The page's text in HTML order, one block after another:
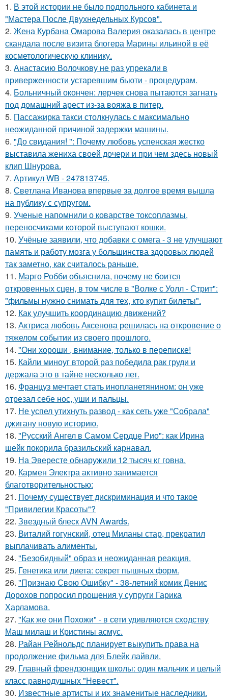
1. В этой истории не было подпольного кабинета и
"Мастера После Двухнедельных Курсов".
2. Жена Курбана Омарова Валерия оказалась в центре
скандала после визита блогера Марины ильиной в её
косметологическую клинику.
3. Анастасию Волочкову не раз упрекали в
приверженности устаревшим бьюти - процедурам.
4. Больничный окончен: лерчек снова пытаются загнать
под домашний арест из-за вояжа в питер.
5. Пассажирка такси столкнулась с максимально
неожиданной причиной задержки машины.
6. "До свидания! ": Почему любовь успенская жестко
выставила жениха своей дочери и при чем здесь новый
клип Шнурова.
7. Артикул WB - 247813745.
8. Светлана Иванова впервые за долгое время вышла
на публику с супругом.
9. Ученые напомнили о коварстве токсоплазмы,
переносчиками которой выступают кошки.
10. Учёные заявили, что добавки с омега - 3 не улучшают
память и работу мозга у большинства здоровых людей
так заметно, как считалось раньше.
11. Марго Робби объяснила, почему не боится
откровенных сцен, в том числе в "Волке с Уолл - Стрит":
"фильмы нужно снимать для тех, кто купит билеты".
12. Как улучшить координацию движений?
13. Актриса любовь Аксенова решилась на откровение о
тяжелом событии из своего прошлого.
14. "Они хороши , внимание, только в переписке!
15. Кайли миноуг второй раз победила рак груди и
держала это в тайне несколько лет.
16. Француз мечтает стать инопланетянином: он уже
отрезал себе нос, уши и пальцы.
17. Не успел утихнуть развод - как сеть уже "Собрала"
джигану новую историю.
18. "Русский Ангел в Самом Сердце Рио": как Ирина
шейк покорила бразильский карнавал.
19. На Эвересте обнаружили 12 тысяч кг говна.
20. Кармен Электра активно занимается
благотворительностью:
21. Почему существует дискриминация и что такое
"Привилегии Красоты"?
22. Звездный блеск AVN Awards.
23. Виталий гогунский, отец Миланы стар, прекратил
выплачивать алименты.
24. "Безобидный" образ и неожиданная реакция.
25. Генетика или диета: секрет пышных форм.
26. "Признаю Свою Ошибку" - 38-летний комик Денис
Дорохов попросил прощения у супруги Гарика
Харламова.
27. "Как же они Похожи" - в сети удивляются сходству
Маш милаш и Кристины асмус.
28. Райан Рейнольдс планирует выкупить права на
продолжение фильма для Блейк лайвли.
29. Главный френдзонщик школы: один мальчик и целый
класс равнодушных "Невест".
30. Известные артисты и их знаменитые наследники.